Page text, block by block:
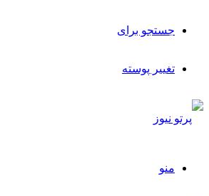
جستجو برای
تغییر پوسته
منو